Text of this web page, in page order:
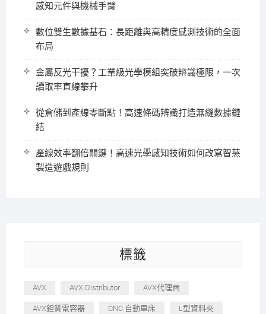
感知元件與機械手臂
數位雙生數據基石：長距離與高精度感測技術的全面
布局
金屬反光干擾？工業級光學模組突破辨識極限，一次
讀取率直線攀升
從倉儲到產線零斷點！高速條碼辨識打造無縫數據鏈
結
產線效率翻倍關鍵！高速光學感知技術如何改寫智慧
製造遊戲規則
標籤
AVX AVX Distributor AVX代理商
AVX鉭質電容器 CNC 自動車床 L型資料夾